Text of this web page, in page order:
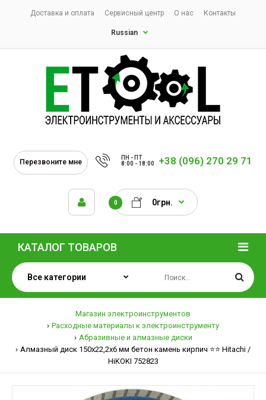
Доставка и оплата Сервисный центр О нас Контакты
Russian
Перезвоните мне
ПН - ПТ
8:00 - 18:00
+38 (096) 270 29 71
0 0грн.
КАТАЛОГ ТОВАРОВ
Магазин электроинструментов
Расходные материалы к электроинструменту
Абразивные и алмазные диски
Алмазный диск 150х22,2х6 мм бетон камень кирпич ⭐️⭐️ Hitachi /
HiKOKI 752823